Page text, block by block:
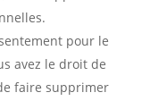
pour le
avez le droit de
faire supprimer